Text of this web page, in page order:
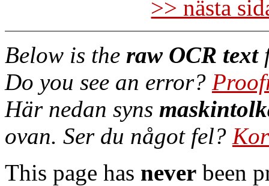
>> nästa
Below is the raw OCR text
Do you see an error?
Här nedan syns
ovan. Ser du något fel?
This page has never been